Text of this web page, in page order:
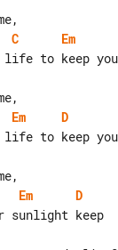
C
Em
Em
D
Em
D